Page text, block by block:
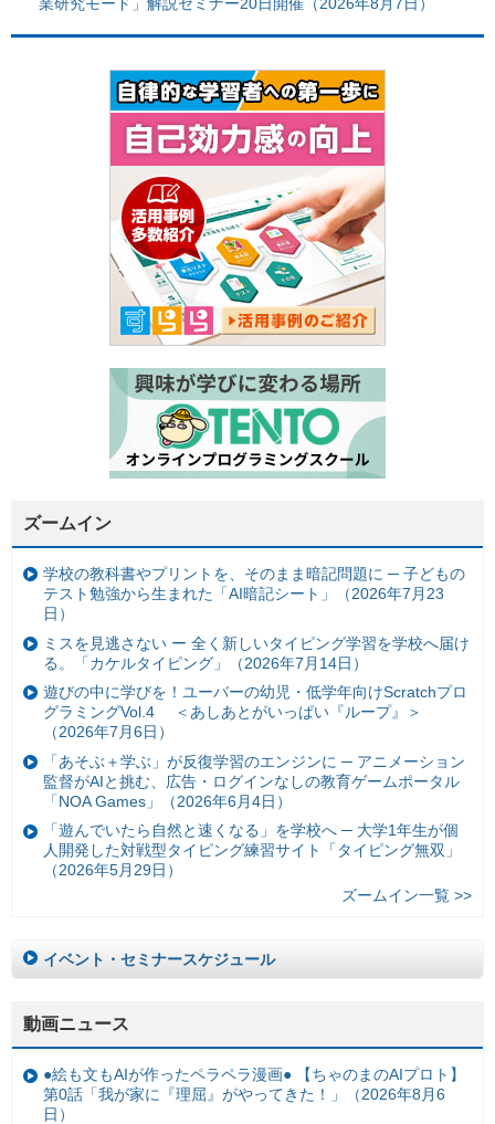
ズームイン
学校の教科書やプリントを、そのまま暗記問題に ─ 子どもの
テスト勉強から生まれた「AI暗記シート」（2026年7月23
日）
ミスを見逃さない ー 全く新しいタイピング学習を学校へ届け
る。「カケルタイピング」（2026年7月14日）
遊びの中に学びを！ユーバーの幼児・低学年向けScratchプロ
グラミングVol.4 ＜あしあとがいっぱい『ループ』＞
（2026年7月6日）
「あそぶ＋学ぶ」が反復学習のエンジンに ─ アニメーション
監督がAIと挑む、広告・ログインなしの教育ゲームポータル
「NOA Games」（2026年6月4日）
「遊んでいたら自然と速くなる」を学校へ ─ 大学1年生が個
人開発した対戦型タイピング練習サイト「タイピング無双」
（2026年5月29日）
ズームイン一覧 >>
イベント・セミナースケジュール
動画ニュース
●絵も文もAIが作ったペラペラ漫画● 【ちゃのまのAIプロト】
第0話「我が家に『理屈』がやってきた！」（2026年8月6
日）